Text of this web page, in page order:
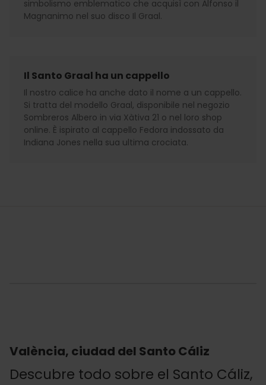
simbolismo emblematico che acquisì con Alfonso il
Magnanimo nel suo disco Il Graal.
Il Santo Graal ha un cappello
Il nostro calice ha anche dato il nome a un cappello.
Si tratta del modello Graal, disponibile nel negozio
Sombreros Albero in via Xàtiva 21 o nel loro shop
online. È ispirato al cappello Fedora indossato da
Indiana Jones nella sua ultima crociata.
València, ciudad del Santo Cáliz
Descubre todo sobre el Santo Cáliz,